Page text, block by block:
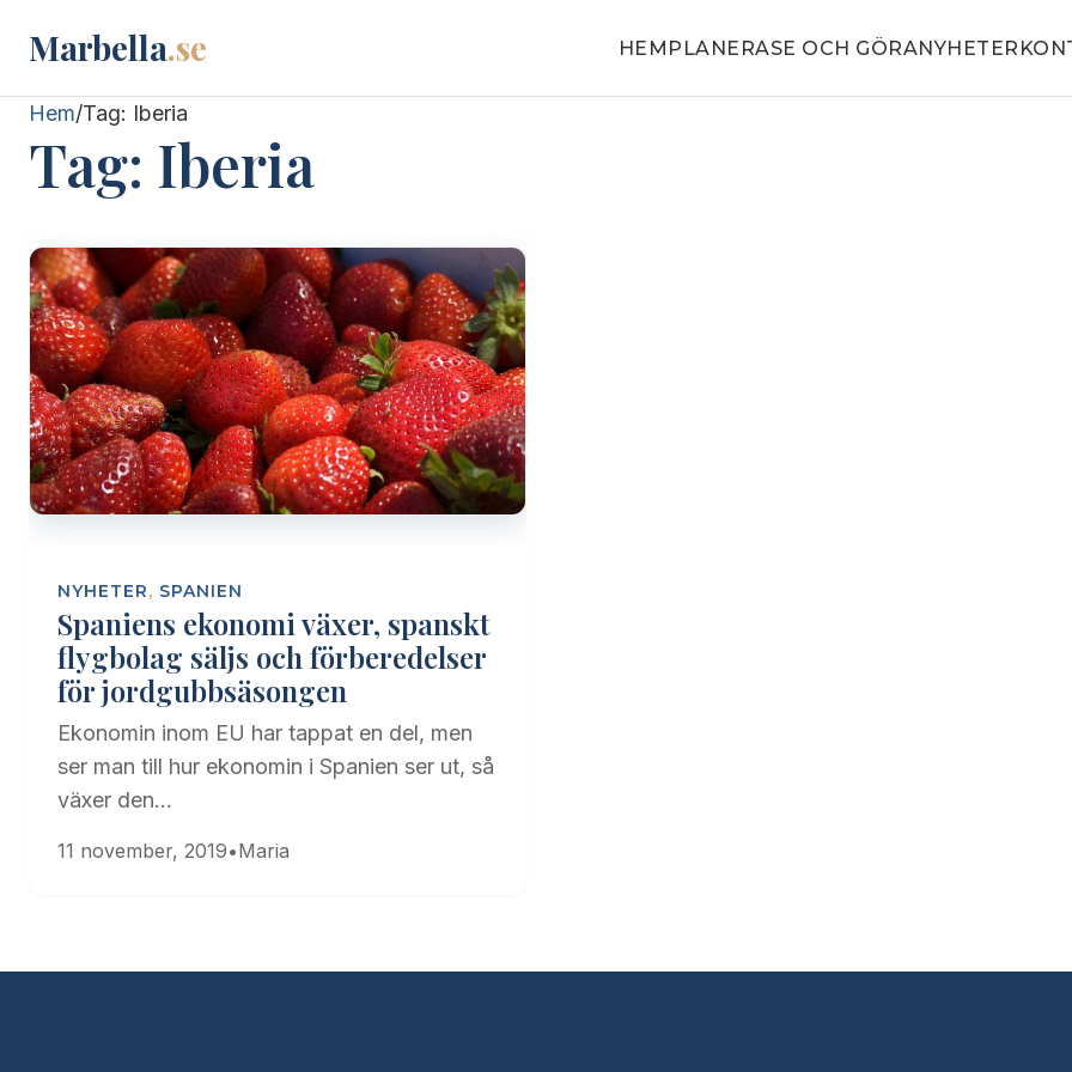
Marbella.se HEM PLANERASE OCH GÖRANYHETER
Hem/Tag: Iberia
Tag: Iberia
NYHETER, SPANIEN
Spaniens ekonomi växer, spanskt
flygbolag säljs och förberedelser
för jordgubbsäsongen
Ekonomin inom EU har tappat en del, men
ser man till hur ekonomin i Spanien ser ut, så
växer den…
11 november, 2019•Maria